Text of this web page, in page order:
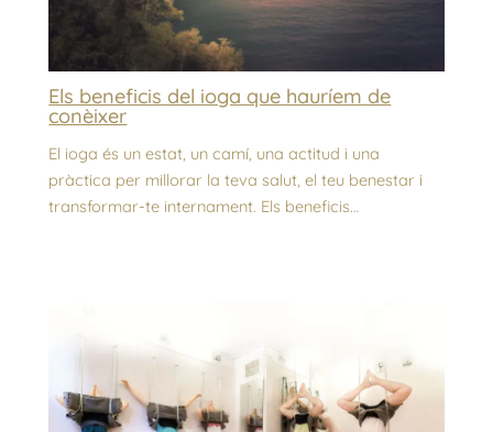
Els beneficis del ioga que hauríem de
conèixer
El ioga és un estat, un camí, una actitud i una
pràctica per millorar la teva salut, el teu benestar i
transformar-te internament. Els beneficis…